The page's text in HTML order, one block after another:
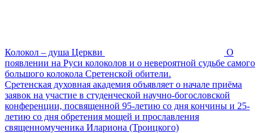
Колокол – душа Церкви
О
появлении на Руси колоколов и о невероятной судьбе самого
большого колокола Сретенской обители.
Сретенская духовная академия объявляет о начале приёма
заявок на участие в студенческой научно-богословской
конференции, посвященной 95-летию со дня кончины и 25-
летию со дня обретения мощей и прославления
священномученика Илариона (Троицкого)